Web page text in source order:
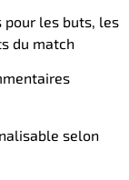
pour les buts, les
du match
selon